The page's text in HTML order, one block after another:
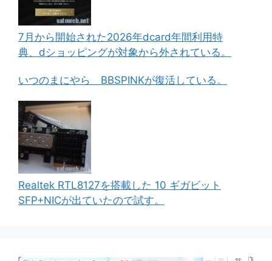
7月から開始された2026年dcard年間利用特
典、dショッピングが対象から外されている。
いつのまにやら BBSPINKが復活している。
Realtek RTL8127を搭載した 10 ギガビット
SFP+NICが出ていたので試す。